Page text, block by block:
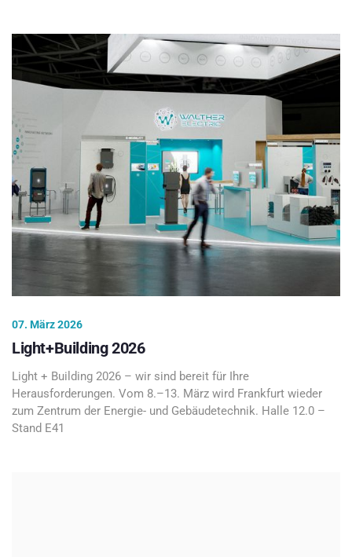
07. März 2026
Light+Building 2026
Light + Building 2026 – wir sind bereit für Ihre
Herausforderungen. Vom 8.–13. März wird Frankfurt wieder
zum Zentrum der Energie- und Gebäudetechnik. Halle 12.0 –
Stand E41